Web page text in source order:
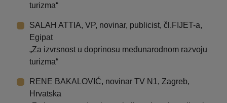
turizma“
SALAH ATTIA, VP, novinar, publicist, čl.FIJET-a,
Egipat
„Za izvrsnost u doprinosu međunarodnom razvoju
turizma“
RENE BAKALOVIĆ, novinar TV N1, Zagreb,
Hrvatska